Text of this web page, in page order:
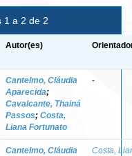
1 a 2 de 2
Autor(es)
Cantelmo, Cláudia
Aparecida;
Cavalcante, Thainá
Passos; Costa,
Liana Fortunato
-
Cantelmo, Cláudia
Costa,